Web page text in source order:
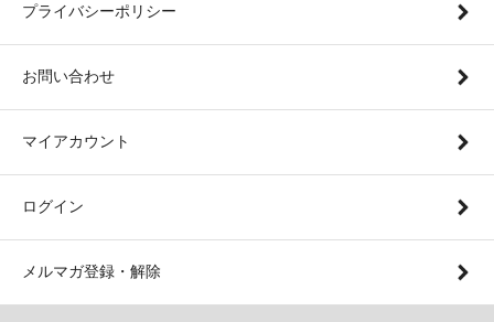
プライバシーポリシー
お問い合わせ
マイアカウント
ログイン
メルマガ登録・解除